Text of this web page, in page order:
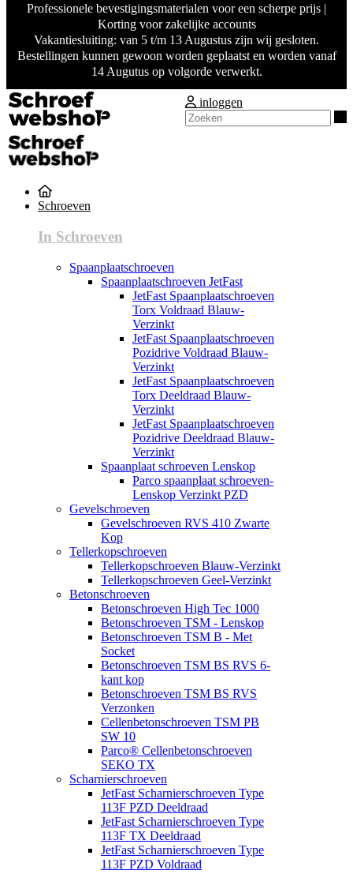
Professionele bevestigingsmaterialen voor een scherpe prijs |
Korting voor zakelijke accounts
Vakantiesluiting: van 5 t/m 13 Augustus zijn wij gesloten.
Bestellingen kunnen gewoon worden geplaatst en worden vanaf
14 Augutus op volgorde verwerkt.
inloggen
Schroeven
In Schroeven
Spaanplaatschroeven
Spaanplaatschroeven JetFast
JetFast Spaanplaatschroeven
Torx Voldraad Blauw-
Verzinkt
JetFast Spaanplaatschroeven
Pozidrive Voldraad Blauw-
Verzinkt
JetFast Spaanplaatschroeven
Torx Deeldraad Blauw-
Verzinkt
JetFast Spaanplaatschroeven
Pozidrive Deeldraad Blauw-
Verzinkt
Spaanplaat schroeven Lenskop
Parco spaanplaat schroeven-
Lenskop Verzinkt PZD
Gevelschroeven
Gevelschroeven RVS 410 Zwarte
Kop
Tellerkopschroeven
Tellerkopschroeven Blauw-Verzinkt
Tellerkopschroeven Geel-Verzinkt
Betonschroeven
Betonschroeven High Tec 1000
Betonschroeven TSM - Lenskop
Betonschroeven TSM B - Met
Socket
Betonschroeven TSM BS RVS 6-
kant kop
Betonschroeven TSM BS RVS
Verzonken
Cellenbetonschroeven TSM PB
SW 10
Parco® Cellenbetonschroeven
SEKO TX
Scharnierschroeven
JetFast Scharnierschroeven Type
113F PZD Deeldraad
JetFast Scharnierschroeven Type
113F TX Deeldraad
JetFast Scharnierschroeven Type
113F PZD Voldraad